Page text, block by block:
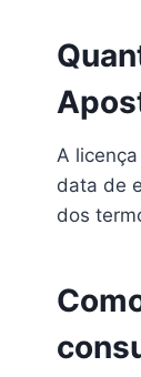
A
data de
dos